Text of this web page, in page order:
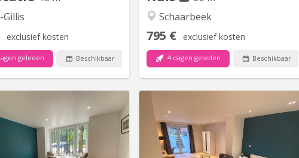
Gillis
exclusief kosten
geleden Beschikbaar
Schaarbeek
795 € exclusief kosten
4 dagen geleden Beschikbaar
BK 18233
1 Cinquantenaire est une
de maître en face du parc
Elle se situe au 7
BK 16412
Chambre 1 Idéal pour un couple. Belle
pièce avec toilette🚽 et salle de douche
privatives 🚿, coin nuit (9m²), pièce à